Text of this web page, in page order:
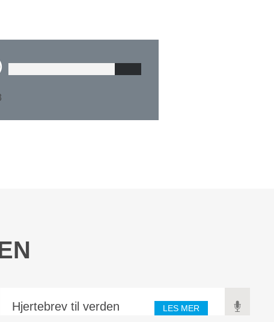
Hjertebrev til verden LES MER